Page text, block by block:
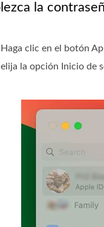
la
Haga clic en el botón
elija la opción Inicio de